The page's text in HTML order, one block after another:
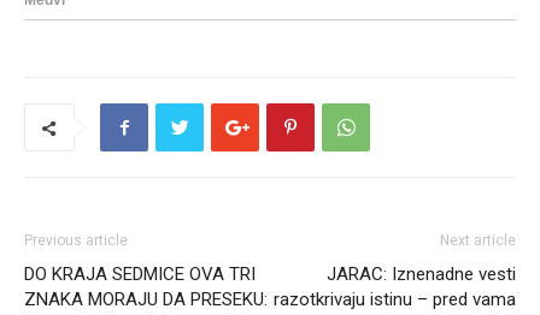
Previous article
DO KRAJA SEDMICE OVA TRI
ZNAKA MORAJU DA PRESEKU:
Next article
JARAC: Iznenadne vesti
razotkrivaju istinu – pred vama